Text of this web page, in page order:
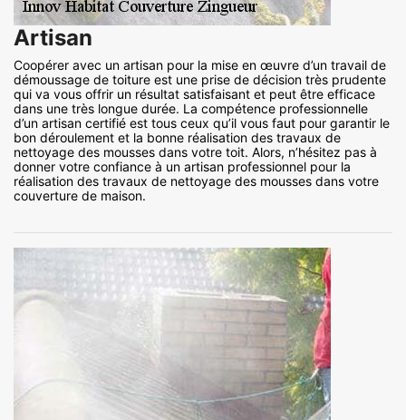
Artisan
Coopérer avec un artisan pour la mise en œuvre d’un travail de
démoussage de toiture est une prise de décision très prudente
qui va vous offrir un résultat satisfaisant et peut être efficace
dans une très longue durée. La compétence professionnelle
d’un artisan certifié est tous ceux qu’il vous faut pour garantir le
bon déroulement et la bonne réalisation des travaux de
nettoyage des mousses dans votre toit. Alors, n’hésitez pas à
donner votre confiance à un artisan professionnel pour la
réalisation des travaux de nettoyage des mousses dans votre
couverture de maison.